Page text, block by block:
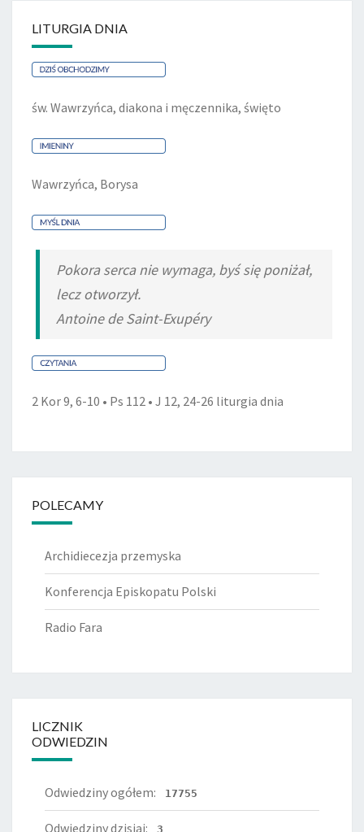
LITURGIA DNIA
św. Wawrzyńca, diakona i męczennika, święto
Wawrzyńca, Borysa
Pokora serca nie wymaga, byś się poniżał,
lecz otworzył.
Antoine de Saint-Exupéry
2 Kor 9, 6-10 • Ps 112 • J 12, 24-26 liturgia dnia
POLECAMY
Archidiecezja przemyska
Konferencja Episkopatu Polski
Radio Fara
LICZNIK
ODWIEDZIN
Odwiedziny ogółem: 17755
Odwiedziny dzisiaj: 3